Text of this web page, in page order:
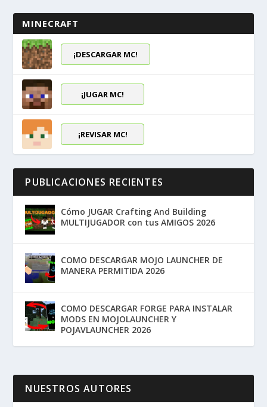
MINECRAFT
¡DESCARGAR MC!
¡JUGAR MC!
¡REVISAR MC!
PUBLICACIONES RECIENTES
Cómo JUGAR Crafting And Building
MULTIJUGADOR con tus AMIGOS 2026
COMO DESCARGAR MOJO LAUNCHER DE
MANERA PERMITIDA 2026
COMO DESCARGAR FORGE PARA INSTALAR
MODS EN MOJOLAUNCHER Y
POJAVLAUNCHER 2026
NUESTROS AUTORES